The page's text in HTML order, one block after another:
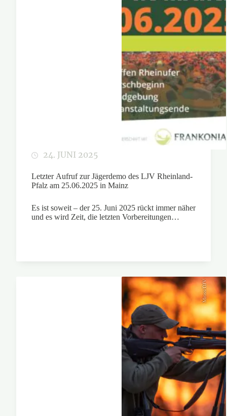
24. JUNI 2025
Letzter Aufruf zur Jägerdemo des LJV Rheinland-
Pfalz am 25.06.2025 in Mainz
Es ist soweit – der 25. Juni 2025 rückt immer näher
und es wird Zeit, die letzten Vorbereitungen…
Mross/DJV